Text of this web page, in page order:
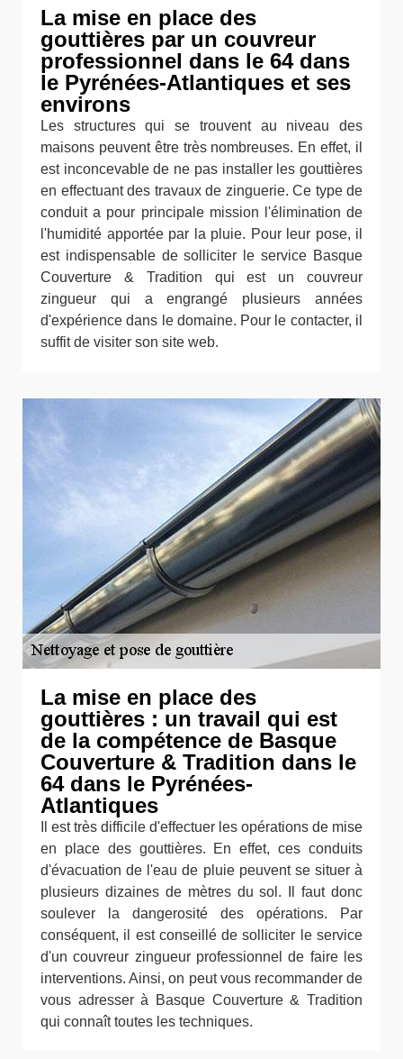
La mise en place des
gouttières par un couvreur
professionnel dans le 64 dans
le Pyrénées-Atlantiques et ses
environs
Les structures qui se trouvent au niveau des
maisons peuvent être très nombreuses. En effet, il
est inconcevable de ne pas installer les gouttières
en effectuant des travaux de zinguerie. Ce type de
conduit a pour principale mission l'élimination de
l'humidité apportée par la pluie. Pour leur pose, il
est indispensable de solliciter le service Basque
Couverture & Tradition qui est un couvreur
zingueur qui a engrangé plusieurs années
d'expérience dans le domaine. Pour le contacter, il
suffit de visiter son site web.
La mise en place des
gouttières : un travail qui est
de la compétence de Basque
Couverture & Tradition dans le
64 dans le Pyrénées-
Atlantiques
Il est très difficile d'effectuer les opérations de mise
en place des gouttières. En effet, ces conduits
d'évacuation de l'eau de pluie peuvent se situer à
plusieurs dizaines de mètres du sol. Il faut donc
soulever la dangerosité des opérations. Par
conséquent, il est conseillé de solliciter le service
d'un couvreur zingueur professionnel de faire les
interventions. Ainsi, on peut vous recommander de
vous adresser à Basque Couverture & Tradition
qui connaît toutes les techniques.